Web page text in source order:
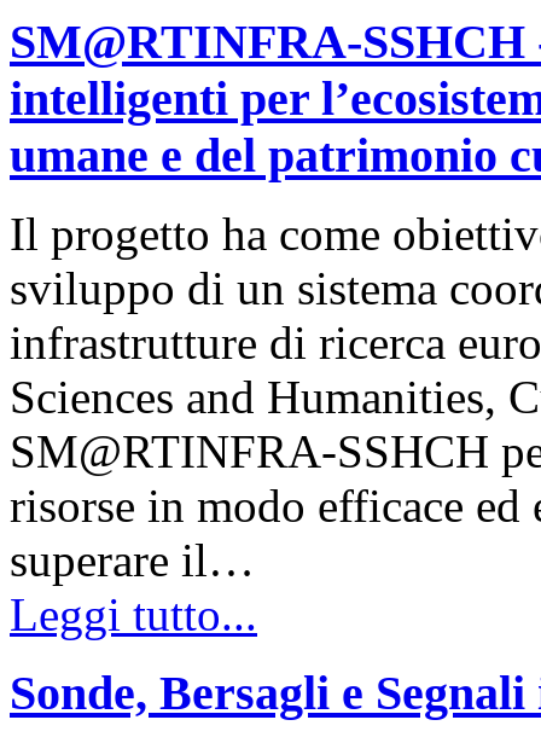
SM@RTINFRA-
intelligenti per
umane e del patrimonio
Il progetto ha come
sviluppo di un sistema
infrastrutture di ricerca
Sciences and Humanities,
SM@RTINFRA-SSHCH
risorse in modo efficace
superare il…
Leggi tutto...
Sonde, Bersagli e